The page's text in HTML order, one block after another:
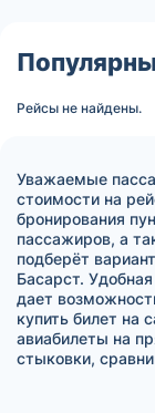
Рейсы не найдены.
Уважаемые
стоимости на
бронирования
пассажиров, а
подберёт
Басарст.
дает
купить билет на
авиабилеты на
стыковки,